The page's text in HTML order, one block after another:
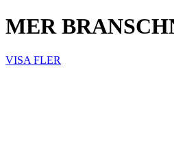
MER
VISA FLER